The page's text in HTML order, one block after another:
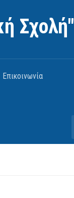
Σχολή"
Επικοινωνία